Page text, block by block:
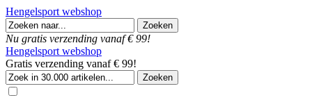
Hengelsport webshop
Nu gratis verzending vanaf € 99!
Hengelsport webshop
Gratis verzending vanaf € 99!